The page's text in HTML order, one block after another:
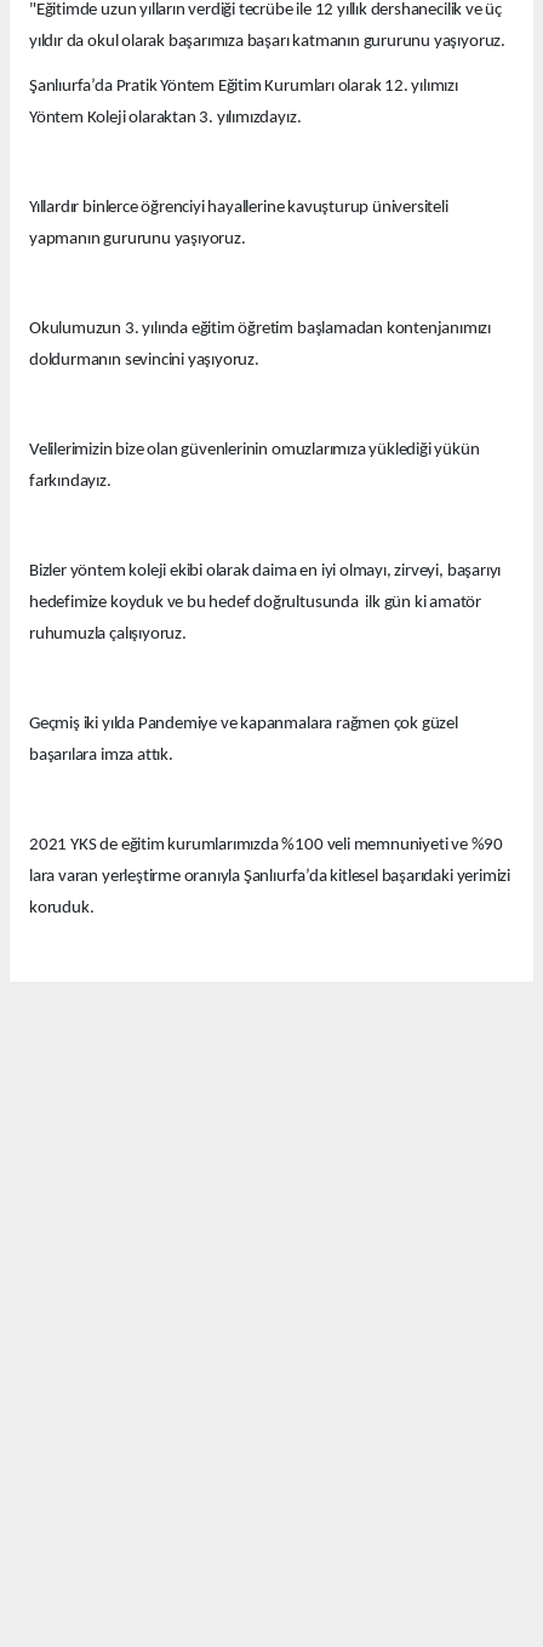
"Eğitimde uzun yılların verdiği tecrübe ile 12 yıllık dershanecilik ve üç
yıldır da okul olarak başarımıza başarı katmanın gururunu yaşıyoruz.
Şanlıurfa’da Pratik Yöntem Eğitim Kurumları olarak 12. yılımızı
Yöntem Koleji olaraktan 3. yılımızdayız.
Yıllardır binlerce öğrenciyi hayallerine kavuşturup üniversiteli
yapmanın gururunu yaşıyoruz.
Okulumuzun 3. yılında eğitim öğretim başlamadan kontenjanımızı
doldurmanın sevincini yaşıyoruz.
Velilerimizin bize olan güvenlerinin omuzlarımıza yüklediği yükün
farkındayız.
Bizler yöntem koleji ekibi olarak daima en iyi olmayı, zirveyi, başarıyı
hedefimize koyduk ve bu hedef doğrultusunda ilk gün ki amatör
ruhumuzla çalışıyoruz.
Geçmiş iki yılda Pandemiye ve kapanmalara rağmen çok güzel
başarılara imza attık.
2021 YKS de eğitim kurumlarımızda %100 veli memnuniyeti ve %90
lara varan yerleştirme oranıyla Şanlıurfa’da kitlesel başarıdaki yerimizi
koruduk.